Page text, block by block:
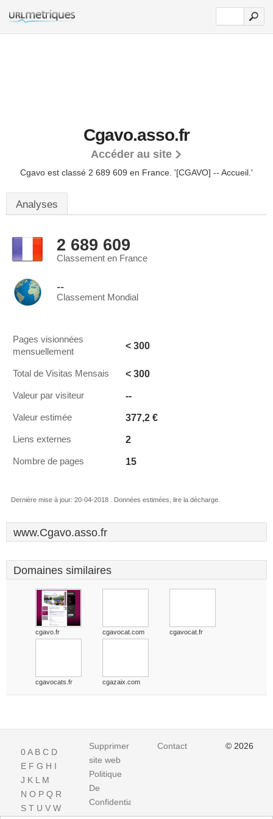
Cgavo.asso.fr
Accéder au site
Cgavo est classé 2 689 609 en France. '[CGAVO] -- Accueil.'
Analyses
2 689 609
Classement en France
--
Classement Mondial
Pages visionnées
mensuellement
< 300
Total de Visitas Mensais < 300
Valeur par visiteur --
Valeur estimée 377,2 €
Liens externes 2
Nombre de pages 15
Dernière mise à jour: 20-04-2018 . Données estimées, lire la décharge.
www.Cgavo.asso.fr
Domaines similaires
cgavo.fr cgavocat.com cgavocat.fr
cgavocats.fr cgazaix.com
0A B C D
E F G H I
J K L M
N O P Q R
S T U V W
Supprimer
site web
Politique
De
Confidentialite
Contact © 2026